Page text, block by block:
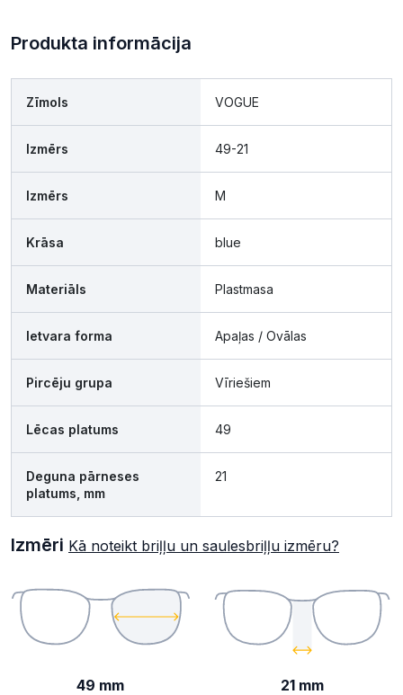
Produkta informācija
Zīmols VOGUE
Izmērs 49-21
Izmērs M
Krāsa blue
Materiāls Plastmasa
Ietvara forma Apaļas / Ovālas
Pircēju grupa Vīriešiem
Lēcas platums 49
Deguna pārneses
platums, mm
21
Izmēri Kā noteikt briļļu un saulesbriļļu izmēru?
49 mm
21 mm